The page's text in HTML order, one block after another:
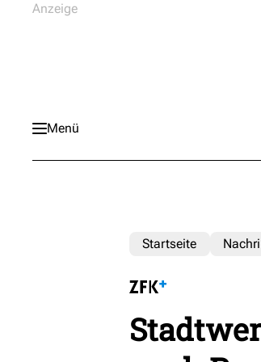
Menü
Startseite